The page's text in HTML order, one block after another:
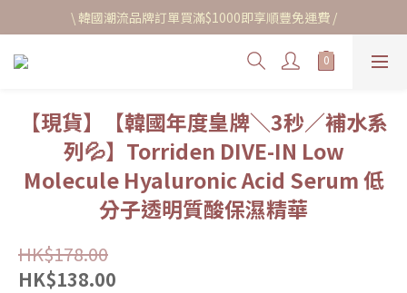
\ 韓國潮流品牌訂單買滿$1000即享順豐免運費 /
【現貨】【韓國年度皇牌＼3秒／補水系
列💦】Torriden DIVE-IN Low
Molecule Hyaluronic Acid Serum 低
分子透明質酸保濕精華
HK$178.00
HK$138.00